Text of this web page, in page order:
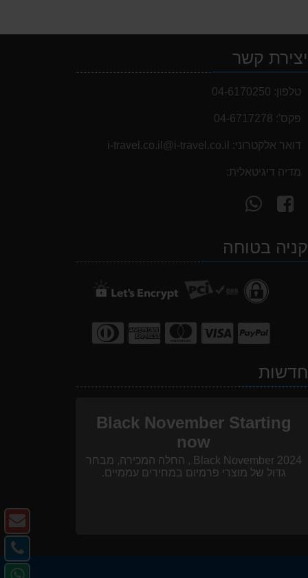
יצירת קשר
טלפון: 04-6170250
פקס': 04-6717278
דואר אלקטרוני: i-travel.co.il@i-travel.co.il
מדיה דיגיטאלית:
עקוב
אחרינו
facebook
WhatsAppקניה בטוחה
חדשות
Black November Starting
now
Black November 2024 , החלה המכירה, מבחר
גדול של מוצרי פרמיום במחירים עממיים.
-